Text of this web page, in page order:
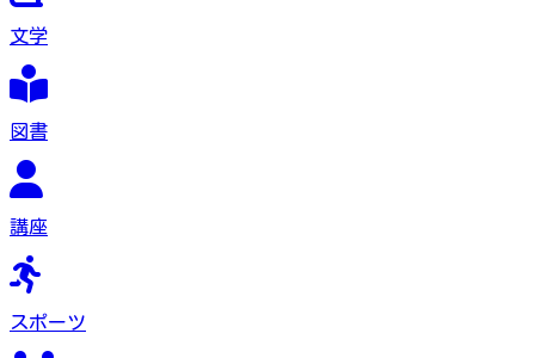
文学
図書
講座
スポーツ